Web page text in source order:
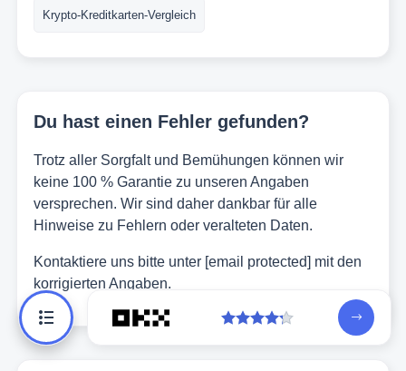
Krypto-Kreditkarten-Vergleich
Du hast einen Fehler gefunden?
Trotz aller Sorgfalt und Bemühungen können wir
keine 100 % Garantie zu unseren Angaben
versprechen. Wir sind daher dankbar für alle
Hinweise zu Fehlern oder veralteten Daten.
Kontaktiere uns bitte unter [email protected]
mit den
korrigierten Angaben.